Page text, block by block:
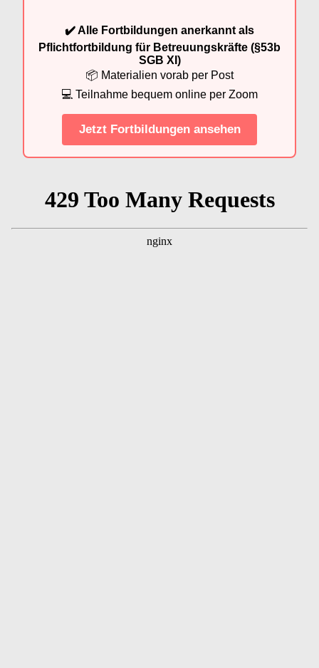
✔️ Alle Fortbildungen anerkannt als
Pflichtfortbildung für Betreuungskräfte (§53b
SGB XI)
📦 Materialien vorab per Post
💻 Teilnahme bequem online per Zoom
Jetzt Fortbildungen ansehen